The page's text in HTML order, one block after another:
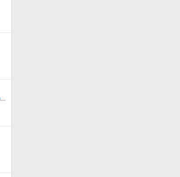
Шотландская Национальная Лига по хоккею